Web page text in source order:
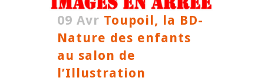
09 Avr Toupoil, la BD-
Nature des enfants
au salon de
l’Illustration